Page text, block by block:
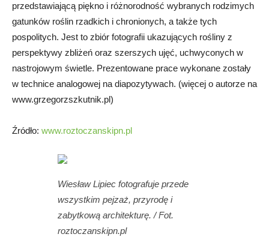
przedstawiającą piękno i różnorodność wybranych rodzimych
gatunków roślin rzadkich i chronionych, a także tych
pospolitych. Jest to zbiór fotografii ukazujących rośliny z
perspektywy zbliżeń oraz szerszych ujęć, uchwyconych w
nastrojowym świetle. Prezentowane prace wykonane zostały
w technice analogowej na diapozytywach. (więcej o autorze na
www.grzegorzszkutnik.pl)
Źródło: www.roztoczanskipn.pl
Wiesław Lipiec fotografuje przede
wszystkim pejzaż, przyrodę i
zabytkową architekturę. / Fot.
roztoczanskipn.pl